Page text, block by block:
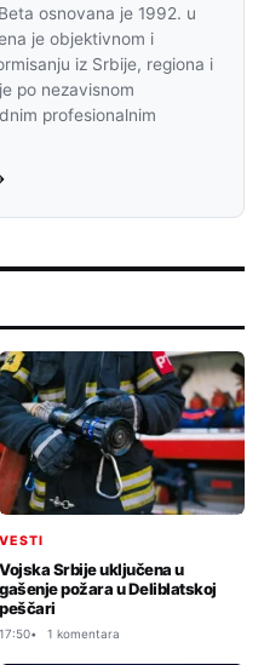
osnovana je 1992. u
je objektivnom i
iz Srbije, regiona i
po nezavisnom
profesionalnim
VESTI
Vojska Srbije uključena u
gašenje požara u Deliblatskoj
peščari
17:50 1 komentara